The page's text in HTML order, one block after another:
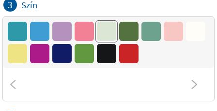
3 Szín